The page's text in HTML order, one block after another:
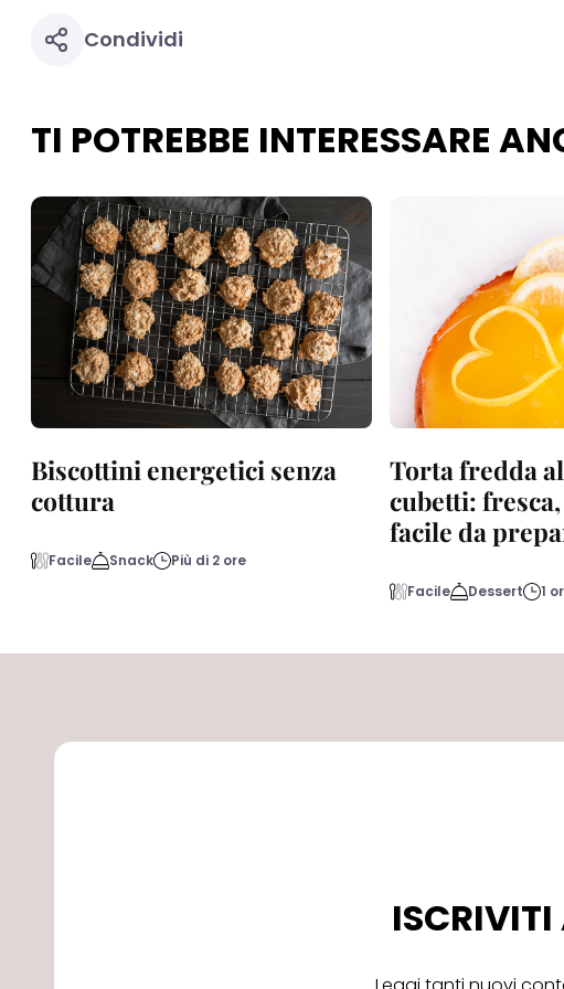
Condividi
TI POTREBBE INTERESSARE
Biscottini energetici senza
cottura
Facile Snack Più di 2 ore
Torta fredda
cubetti:
facile da
Facile Dessert 1
ISCRIVITI